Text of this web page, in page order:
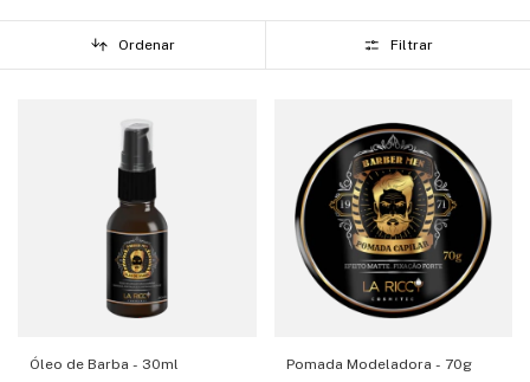
Ordenar Filtrar
Óleo de Barba - 30ml
Pomada Modeladora - 70g